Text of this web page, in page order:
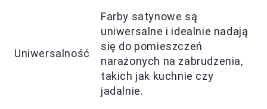
Uniwersalność
Farby satynowe są
uniwersalne i idealnie nadają
się do pomieszczeń
narażonych na zabrudzenia,
takich jak kuchnie czy
jadalnie.